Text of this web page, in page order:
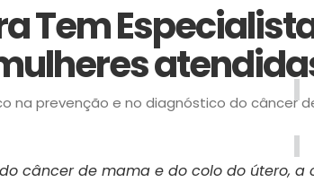
Tem
na prevenção e no diagnóstico do câncer
câncer de mama e do colo do útero,